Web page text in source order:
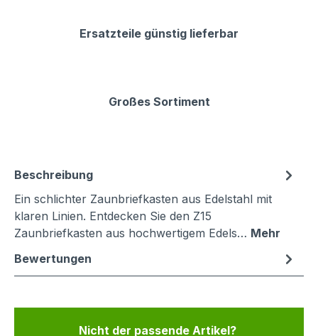
Ersatzteile günstig lieferbar
Großes Sortiment
Beschreibung
Ein schlichter Zaunbriefkasten aus Edelstahl mit
klaren Linien. Entdecken Sie den Z15
Zaunbriefkasten aus hochwertigem Edels… Mehr
Bewertungen
Nicht der passende Artikel?